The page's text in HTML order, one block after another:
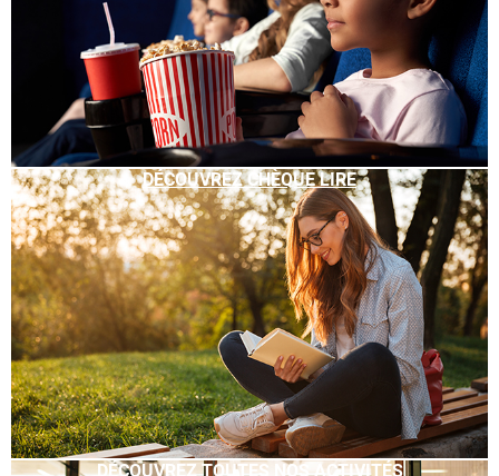
DÉCOUVREZ CHÈQUE LIRE
DÉCOUVREZ TOUTES NOS ACTIVITÉS